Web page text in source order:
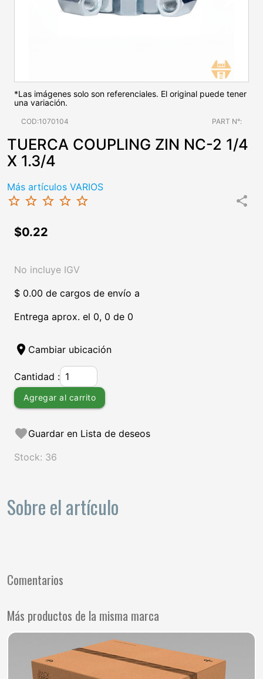
*Las imágenes solo son referenciales. El original puede tener
una variación.
COD:1070104 PART N°:
TUERCA COUPLING ZIN NC-2 1/4
X 1.3/4
Más artículos VARIOS
star_border star_border star_border star_border star_border share
$0.22
No incluye IGV
$ 0.00 de cargos de envío a
Entrega aprox. el 0, 0 de 0
location_on Cambiar ubicación
Cantidad :
Agregar al carrito
favoriteGuardar en Lista de deseos
Stock: 36
Sobre el artículo
Comentarios
Más productos de la misma marca